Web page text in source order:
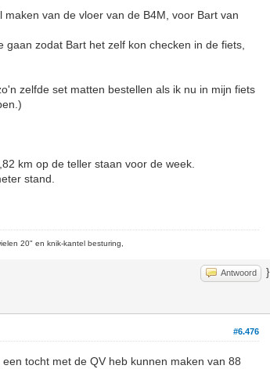
van de vloer van de B4M, voor Bart van
zodat Bart het zelf kon checken in de fiets,
zelfde set matten bestellen als ik nu in mijn fiets
km op de teller staan voor de week.
stand.
20" en knik-kantel besturing,
Antwoord }
#6.476
tocht met de QV heb kunnen maken van 88